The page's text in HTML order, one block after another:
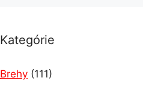
Kategórie
Brehy (111)